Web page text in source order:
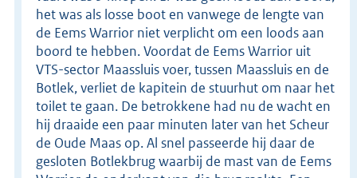
het was als losse boot en vanwege de lengte van
de Eems Warrior niet verplicht om een loods aan
boord te hebben. Voordat de Eems Warrior uit
VTS-sector Maassluis voer, tussen Maassluis en de
Botlek, verliet de kapitein de stuurhut om naar het
toilet te gaan. De betrokkene had nu de wacht en
hij draaide een paar minuten later van het Scheur
de Oude Maas op. Al snel passeerde hij daar de
gesloten Botlekbrug waarbij de mast van de Eems